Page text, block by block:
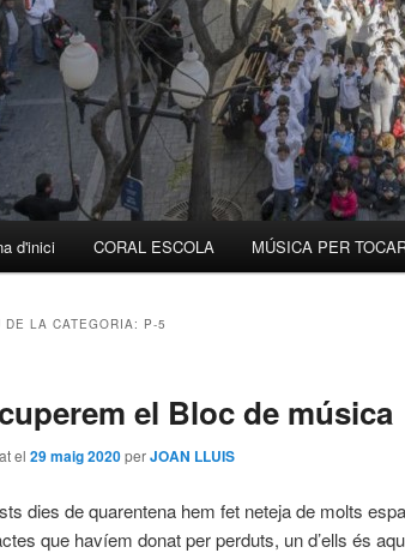
d'inici CORAL ESCOLA MÚSICA PER
DE LA CATEGORIA: P-5
el Bloc de música
el 29 maig 2020perJOAN LLUIS
dies de quarentena hem fet neteja de molts
que havíem donat per perduts, un d’ells és